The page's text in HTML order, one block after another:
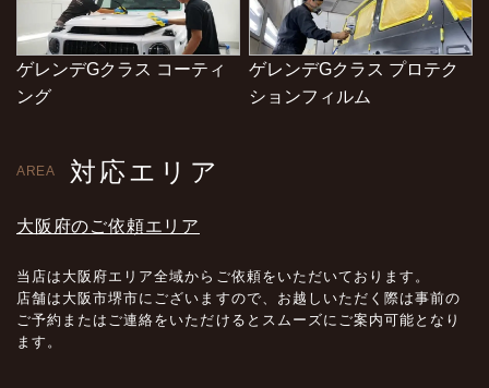
ゲレンデGクラス コーティ
ング
ゲレンデGクラス プロテク
ションフィルム
AREA 対応エリア
大阪府のご依頼エリア
当店は大阪府エリア全域からご依頼をいただいております。
店舗は大阪市堺市にございますので、お越しいただく際は事前の
ご予約またはご連絡をいただけるとスムーズにご案内可能となり
ます。